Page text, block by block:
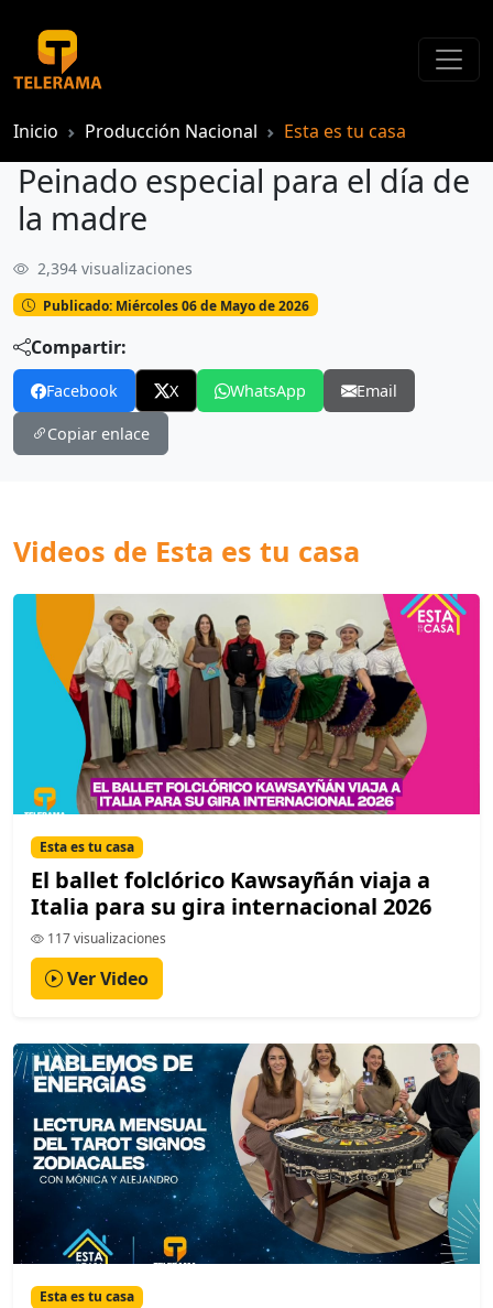
Inicio Producción Nacional Esta es tu casa
Peinado especial para el día de
la madre
Peinado especial para el día de la madre
2,394 visualizaciones
Publicado: Miércoles 06 de Mayo de 2026
Compartir:
Facebook X WhatsApp Email
Copiar enlace
Videos de Esta es tu casa
Esta es tu casa
El ballet folclórico Kawsayñán viaja a
Italia para su gira internacional 2026
117 visualizaciones
Ver Video
Esta es tu casa